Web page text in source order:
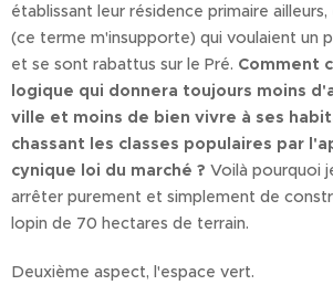
établissant leur résidence primaire
(ce terme m'insupporte) qui voulaient un
et se sont rabattus sur le Pré. Comment
logique qui donnera toujours moins
ville et moins de bien vivre à ses
chassant les classes populaires par
cynique loi du marché ? Voilà pourquoi
arrêter purement et simplement de
lopin de 70 hectares de terrain.
Deuxième aspect, l'espace vert.